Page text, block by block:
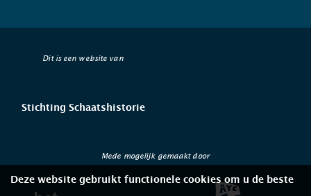
Dit is een website van
Stichting Schaatshistorie
Mede mogelijk gemaakt door
Deze website gebruikt functionele cookies om u de beste